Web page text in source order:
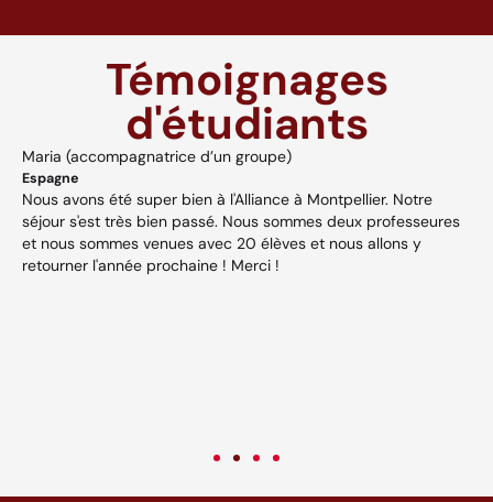
Témoignages
d'étudiants
Maria (accompagnatrice d’un groupe)
Espagne
Nous avons été super bien à l'Alliance à Montpellier. Notre
séjour s'est très bien passé. Nous sommes deux professeures
et nous sommes venues avec 20 élèves et nous allons y
retourner l'année prochaine ! Merci !